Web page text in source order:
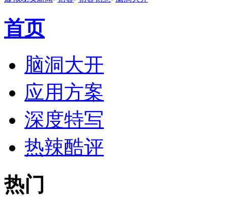
首页
脑洞大开
应用方案
深度特写
热辣酷评
热门